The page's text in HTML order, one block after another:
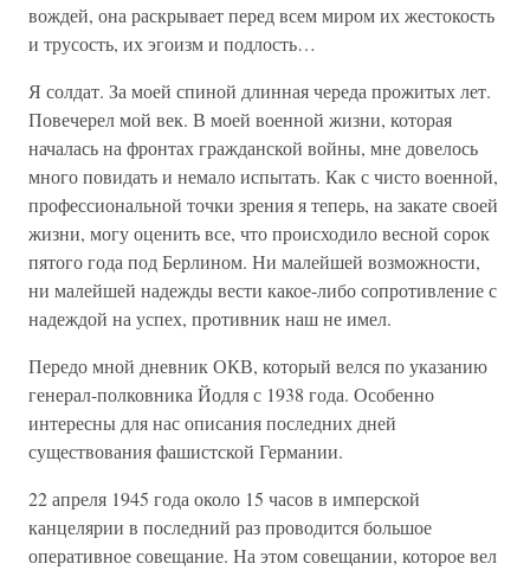
вождей, она раскрывает перед всем миром их жестокость
и трусость, их эгоизм и подлость…
Я солдат. За моей спиной длинная череда прожитых лет.
Повечерел мой век. В моей военной жизни, которая
началась на фронтах гражданской войны, мне довелось
много повидать и немало испытать. Как с чисто военной,
профессиональной точки зрения я теперь, на закате своей
жизни, могу оценить все, что происходило весной сорок
пятого года под Берлином. Ни малейшей возможности,
ни малейшей надежды вести какое-либо сопротивление с
надеждой на успех, противник наш не имел.
Передо мной дневник ОКВ, который велся по указанию
генерал-полковника Йодля с 1938 года. Особенно
интересны для нас описания последних дней
существования фашистской Германии.
22 апреля 1945 года около 15 часов в имперской
канцелярии в последний раз проводится большое
оперативное совещание. На этом совещании, которое вел